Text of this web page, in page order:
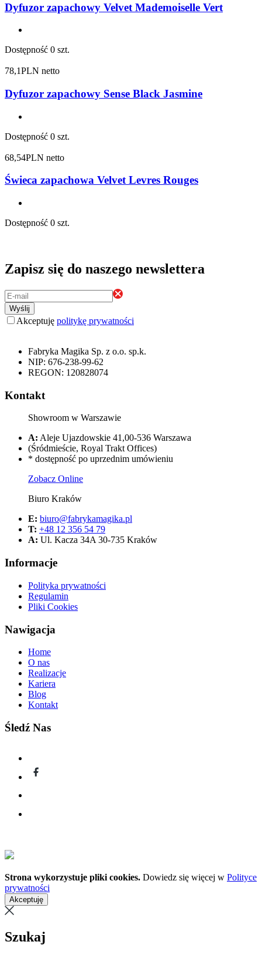
Dyfuzor zapachowy Velvet Mademoiselle Vert
Dostępność 0 szt.
78,1PLN netto
Dyfuzor zapachowy Sense Black Jasmine
Dostępność 0 szt.
68,54PLN netto
Świeca zapachowa Velvet Levres Rouges
Dostępność 0 szt.
Zapisz się do naszego newslettera
Wyślij
Akceptuję politykę prywatności
Fabryka Magika Sp. z o.o. sp.k.
NIP: 676-238-99-62
REGON: 120828074
Kontakt
Showroom w Warszawie
A: Aleje Ujazdowskie 41,00-536 Warszawa
(Śródmieście, Royal Trakt Offices)
* dostępność po uprzednim umówieniu
Zobacz Online
Biuro Kraków
E: biuro@fabrykamagika.pl
T: +48 12 356 54 79
A: Ul. Kacza 34A 30-735 Kraków
Informacje
Polityka prywatności
Regulamin
Pliki Cookies
Nawigacja
Home
O nas
Realizacje
Kariera
Blog
Kontakt
Śledź Nas
Strona wykorzystuje pliki cookies. Dowiedz się więcej w Polityce
prywatności
Akceptuję
Szukaj